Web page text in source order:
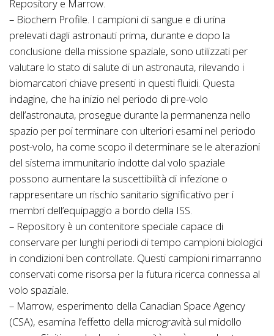
Repository e Marrow.
– Biochem Profile. I campioni di sangue e di urina
prelevati dagli astronauti prima, durante e dopo la
conclusione della missione spaziale, sono utilizzati per
valutare lo stato di salute di un astronauta, rilevando i
biomarcatori chiave presenti in questi fluidi. Questa
indagine, che ha inizio nel periodo di pre-volo
dell’astronauta, prosegue durante la permanenza nello
spazio per poi terminare con ulteriori esami nel periodo
post-volo, ha come scopo il determinare se le alterazioni
del sistema immunitario indotte dal volo spaziale
possono aumentare la suscettibilità di infezione o
rappresentare un rischio sanitario significativo per i
membri dell’equipaggio a bordo della ISS.
– Repository è un contenitore speciale capace di
conservare per lunghi periodi di tempo campioni biologici
in condizioni ben controllate. Questi campioni rimarranno
conservati come risorsa per la futura ricerca connessa al
volo spaziale.
– Marrow, esperimento della Canadian Space Agency
(CSA), esamina l’effetto della microgravità sul midollo